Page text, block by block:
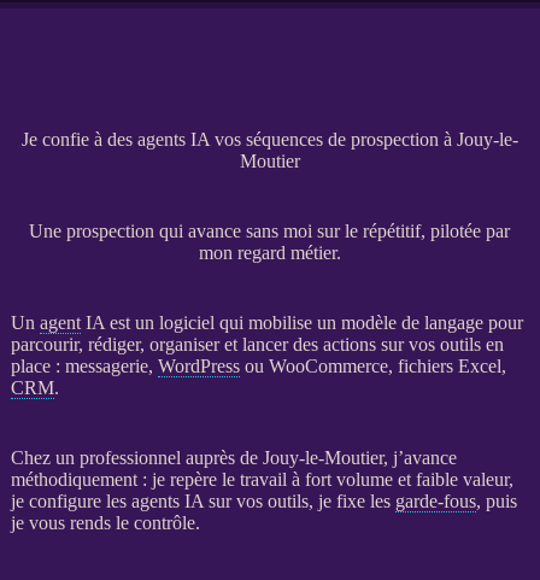
Je confie à des agents IA vos séquences de prospection à Jouy-le-
Moutier
Une prospection qui avance sans moi sur le répétitif, pilotée par
mon regard métier.
Un agent IA est un logiciel qui mobilise un modèle de langage pour
parcourir, rédiger, organiser et lancer des actions sur vos outils en
place : messagerie, WordPressou WooCommerce, fichiers Excel,
CRM.
Chez un professionnel auprès de Jouy-le-Moutier, j’avance
méthodiquement : je repère le travail à fort volume et faible valeur,
je configure les agents IA sur vos outils, je fixe les garde-fous, puis
je vous rends le contrôle.